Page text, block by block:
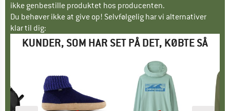
ikke genbestille produktet hos producenten.
Du behøver ikke at give op! Selvfølgelig har vi alternativer
klar til dig:
KUNDER, SOM HAR SET PÅ DET, KØBTE SÅ